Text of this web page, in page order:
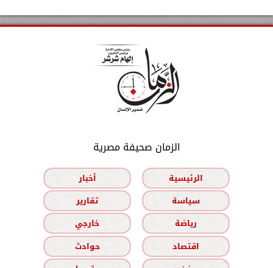
الزمان صحيفة مصرية
الرئيسية
أخبار
سياسة
تقارير
رياضة
خارجي
اقتصاد
حوادث